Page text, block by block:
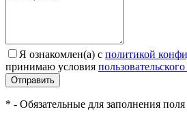
Я ознакомлен(а) с политикой
принимаю условия
Отправить
* - Обязательные для заполнения поля